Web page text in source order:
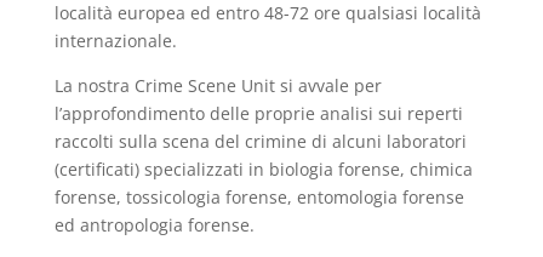
località europea ed entro 48-72 ore qualsiasi località
internazionale.
La nostra Crime Scene Unit si avvale per
l’approfondimento delle proprie analisi sui reperti
raccolti sulla scena del crimine di alcuni laboratori
(certificati) specializzati in biologia forense, chimica
forense, tossicologia forense, entomologia forense
ed antropologia forense.